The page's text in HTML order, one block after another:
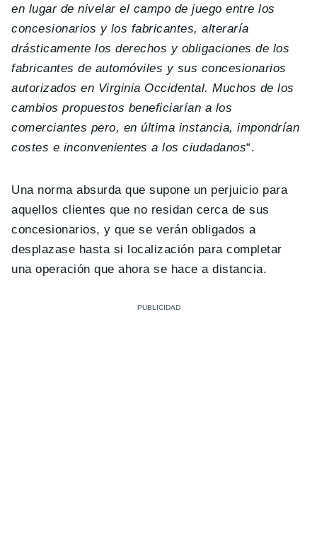
en lugar de nivelar el campo de juego entre los
concesionarios y los fabricantes, alteraría
drásticamente los derechos y obligaciones de los
fabricantes de automóviles y sus concesionarios
autorizados en Virginia Occidental. Muchos de los
cambios propuestos beneficiarían a los
comerciantes pero, en última instancia, impondrían
costes e inconvenientes a los ciudadanos“.
Una norma absurda que supone un perjuicio para
aquellos clientes que no residan cerca de sus
concesionarios, y que se verán obligados a
desplazase hasta si localización para completar
una operación que ahora se hace a distancia.